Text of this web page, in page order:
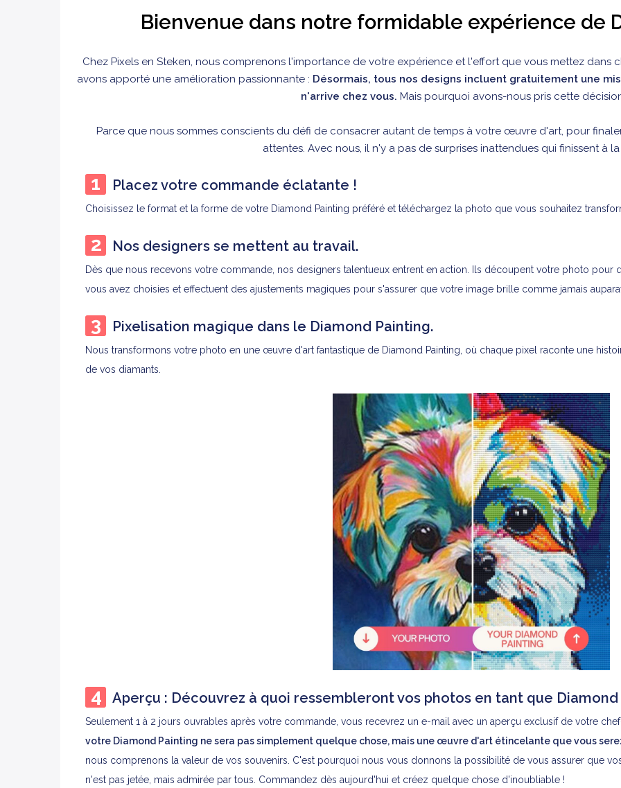
Bienvenue dans notre formidable expérience de
ChezPixels en Steken, nous comprenons l'importance de votre expérience et l'effort que vous mettez dans
avons apporté une amélioration passionnante : Désormais, tous nos designs incluent gratuitement une
n'arrive chez vous. Mais pourquoi avons-nous pris cette
Parce que nous sommes conscients du défi de consacrer autant de temps à votre œuvre d'art, pour
attentes. Avec nous, il n'y a pas de surprises inattendues qui finissent à
Placez votre commande éclatante !
Choisissez le format et la forme de votre Diamond Painting préféré et téléchargez la photo que vous souhaitez
Nos designers se mettent au travail.
Dès que nous recevons votre commande, nos designers talentueux entrent en action. Ils découpent votre photo pour
vous avez choisies et effectuent des ajustements magiques pour s'assurer que votre image brille comme jamais
Pixelisation magique dans le Diamond Painting.
Nous transformons votre photo en une œuvre d'art fantastique de Diamond Painting, où chaque pixel raconte une
de vos diamants.
Aperçu : Découvrez à quoi ressembleront vos photos en tant que
Seulement 1 à 2 jours ouvrables après votre commande, vous recevrez un e-mail avec un aperçu exclusif de votre
votre Diamond Painting ne sera pas simplement quelque chose, mais une œuvre d'art étincelante que vous
nous comprenons la valeur de vos souvenirs. C'est pourquoi nous vous donnons la possibilité de vous assurer que
n'est pas jetée, mais admirée par tous. Commandez dès aujourd'hui et créez quelque chose d'inoubliable !